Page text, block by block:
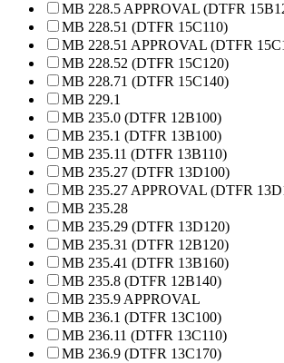
MB 228.5 APPROVAL (DTFR
MB 228.51 (DTFR 15C110)
MB 228.51 APPROVAL (DTFR
MB 228.52 (DTFR 15C120)
MB 228.71 (DTFR 15C140)
MB 229.1
MB 235.0 (DTFR 12B100)
MB 235.1 (DTFR 13B100)
MB 235.11 (DTFR 13B110)
MB 235.27 (DTFR 13D100)
MB 235.27 APPROVAL (DTFR
MB 235.28
MB 235.29 (DTFR 13D120)
MB 235.31 (DTFR 12B120)
MB 235.41 (DTFR 13B160)
MB 235.8 (DTFR 12B140)
MB 235.9 APPROVAL
MB 236.1 (DTFR 13C100)
MB 236.11 (DTFR 13C110)
MB 236.9 (DTFR 13C170)